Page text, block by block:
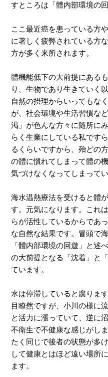
すところは「體内部環境の
ここ最近癌を患っている方
に著しく疲弊されている方
方が多く来所されます。
體機能低下の大前提にある
り、生物であり生きていく
自然の摂理からいってもな
が、社会環境や生活習慣な
渇」が色んな方々に随所に
らく生業にしている私です
るくらいですから、殆どの
の體に慣れてしまって體の
気づけなくなってしまって
海水温熱療法を受けると體
す。元気になります。これ
らが活性しているからであ
な自然な結果です。冒頭で
「體内部環境の回遊」と述
の大前提となる「沈着」と
ています。
水は停滞していると腐りま
目瞭然ですが、小川の様に
と活力に漲っていて、逆に
不衛生で不健康な感じがし
たく同じで後者の状態が多
して健康とはほど遠い場所
ます。